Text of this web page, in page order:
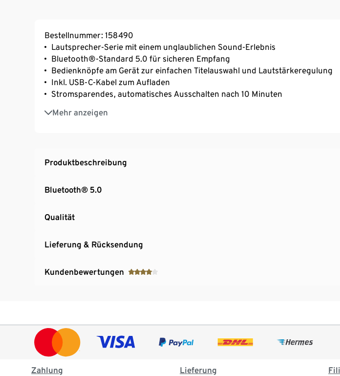
Bestellnummer: 158490
Lautsprecher-Serie mit einem unglaublichen Sound-Erlebnis
Bluetooth®-Standard 5.0 für sicheren Empfang
Bedienknöpfe am Gerät zur einfachen Titelauswahl und Lautstärkeregulung
Inkl. USB-C-Kabel zum Aufladen
Stromsparendes, automatisches Ausschalten nach 10 Minuten
Mehr anzeigen
AUX-In-Eingang
Integrierter Akku für bis zu 8 Std. Musikwiedergabe bei 60% Lautstärke
Produktbeschreibung
Bluetooth® 5.0
Qualität
Lieferung & Rücksendung
Kundenbewertungen
Zahlung Lieferung